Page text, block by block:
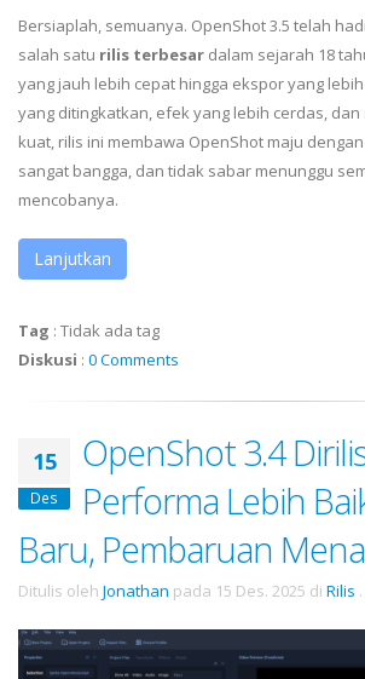
Bersiaplah, semuanya. OpenShot 3.5 telah
salah satu rilis terbesar dalam sejarah 18
yang jauh lebih cepat hingga ekspor yang
yang ditingkatkan, efek yang lebih cerdas,
kuat, rilis ini membawa OpenShot maju
sangat bangga, dan tidak sabar menunggu
mencobanya.
Lanjutkan
Tag : Tidak ada tag
Diskusi : 0 Comments
15
Des
OpenShot 3.4
Performa Lebih
Baru, Pembaruan
Ditulis oleh Jonathan pada 15 Des. 2025 di Rilis .